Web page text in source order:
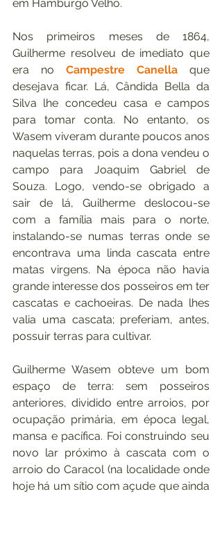
em Hamburgo Velho.
Nos primeiros meses de 1864,
Guilherme resolveu de imediato que
era no Campestre Canella que
desejava ficar. Lá, Cândida Bella da
Silva lhe concedeu casa e campos
para tomar conta. No entanto, os
Wasem viveram durante poucos anos
naquelas terras, pois a dona vendeu o
campo para Joaquim Gabriel de
Souza. Logo, vendo-se obrigado a
sair de lá, Guilherme deslocou-se
com a família mais para o norte,
instalando-se numas terras onde se
encontrava uma linda cascata entre
matas virgens. Na época não havia
grande interesse dos posseiros em ter
cascatas e cachoeiras. De nada lhes
valia uma cascata; preferiam, antes,
possuir terras para cultivar.
Guilherme Wasem obteve um bom
espaço de terra: sem posseiros
anteriores, dividido entre arroios, por
ocupação primária, em época legal,
mansa e pacífica. Foi construindo seu
novo lar próximo à cascata com o
arroio do Caracol (na localidade onde
hoje há um sítio com açude que ainda